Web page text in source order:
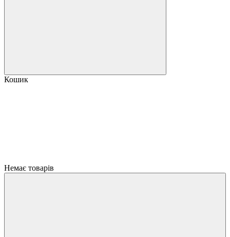
Кошик
Немає товарів